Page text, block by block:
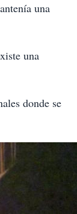
una
una
donde se